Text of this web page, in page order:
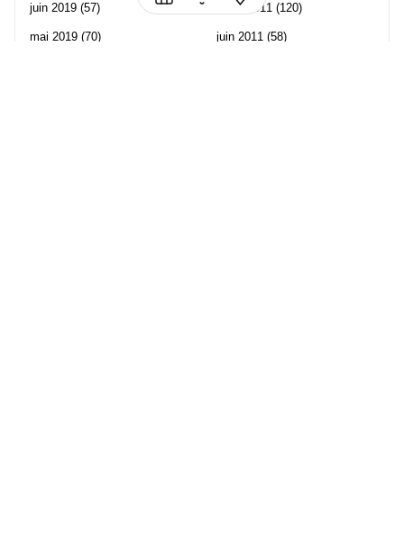
juin 2019 (57)
mai 2019 (70)
juillet 2011 (120)
juin 2011 (58)